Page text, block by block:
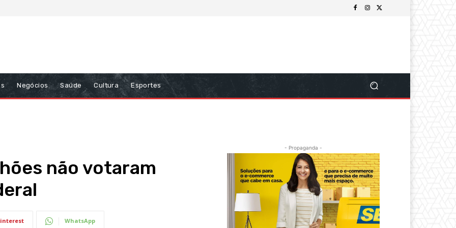
Negócios Saúde Cultura Esportes
não votaram
WhatsApp
- Propaganda -